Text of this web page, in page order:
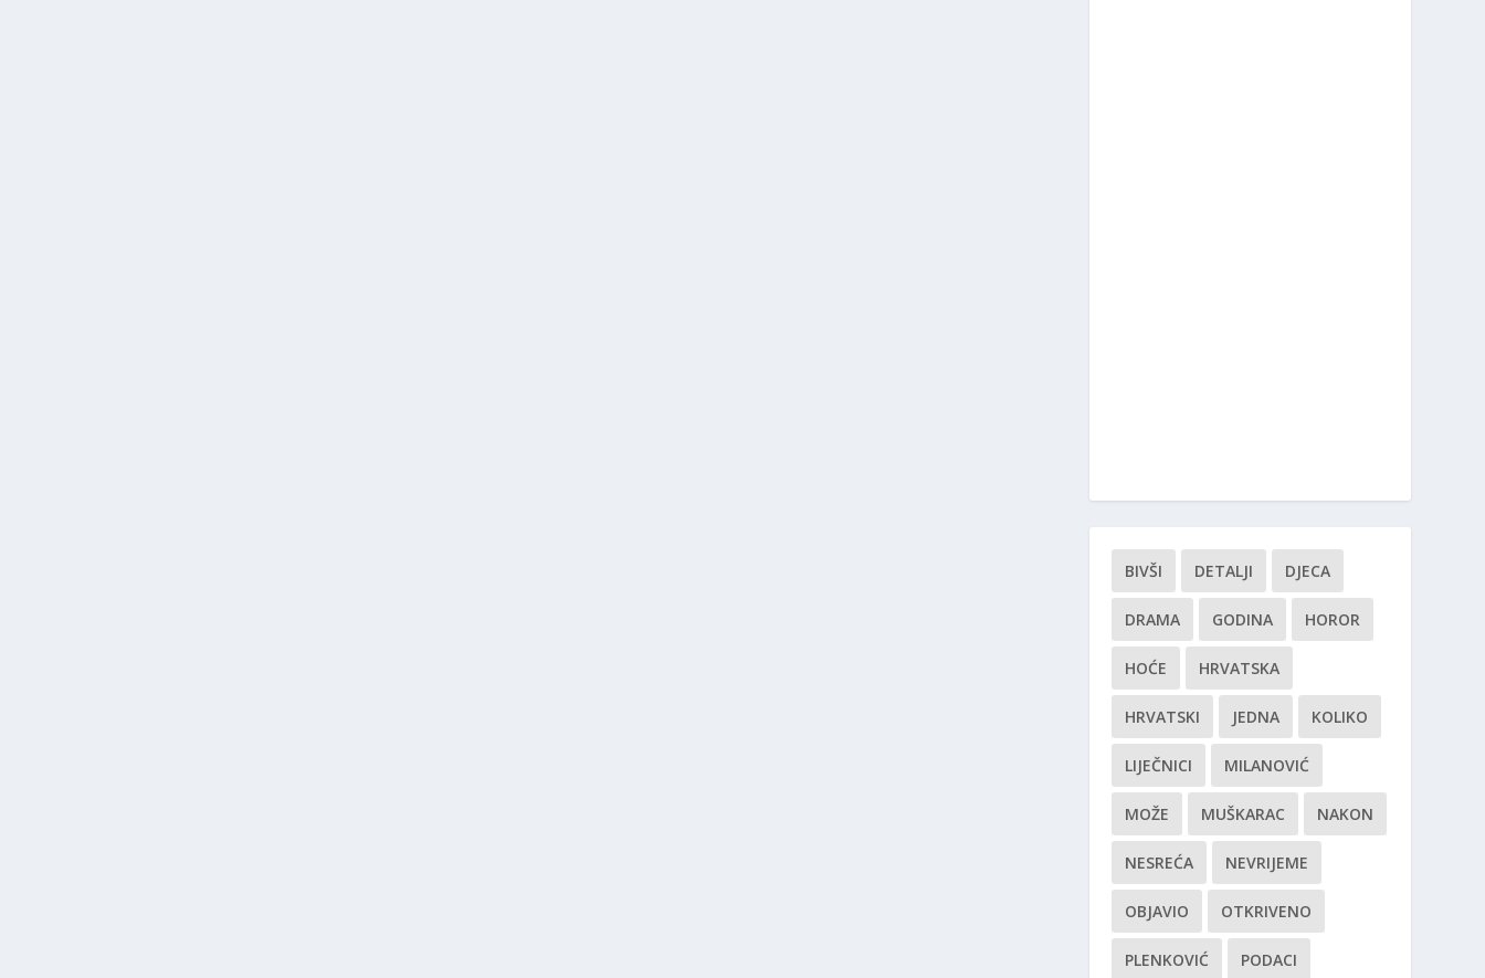
BIVŠI DETALJI DJECA
DRAMA GODINA HOROR
HOĆE HRVATSKA
HRVATSKI JEDNA KOLIKO
LIJEČNICI MILANOVIĆ
MOŽE MUŠKARAC NAKON
NESREĆA NEVRIJEME
OBJAVIO OTKRIVENO
PLENKOVIĆ PODACI